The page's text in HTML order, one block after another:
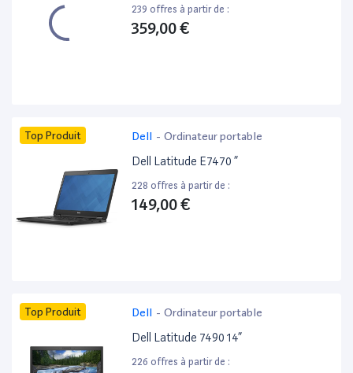
239 offres à partir de :
359,00 €
Top Produit Dell - Ordinateur portable
Dell Latitude E7470 ”
228 offres à partir de :
149,00 €
Top Produit Dell - Ordinateur portable
Dell Latitude 7490 14”
226 offres à partir de :